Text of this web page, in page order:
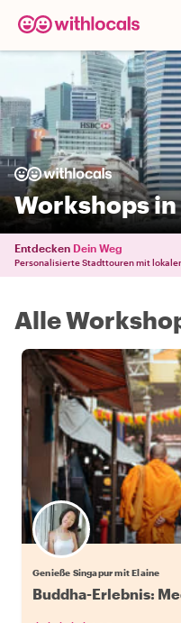
Workshops
Entdecken Dein Weg
Personalisierte Stadttouren mit
Alle
Genieße Singapur mit Elaine
Buddha-Erlebnis: